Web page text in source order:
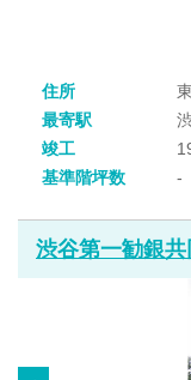
住所
最寄駅
竣工
基準階坪数
-
渋谷第一勧銀